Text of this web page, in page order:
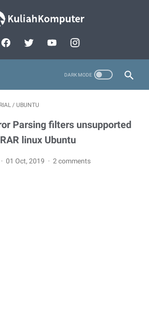
/ UBUNTU
Parsing filters unsupported
linux Ubuntu
01 Oct, 2019 2 comments